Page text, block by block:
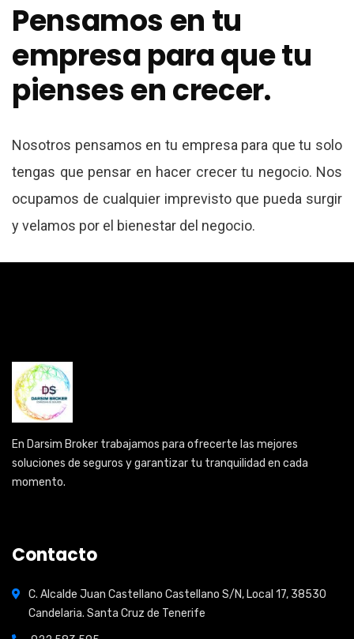
Pensamos en tu
empresa para que tu
pienses en crecer.
Nosotros pensamos en tu empresa para que tu solo
tengas que pensar en hacer crecer tu negocio. Nos
ocupamos de cualquier imprevisto que pueda surgir
y velamos por el bienestar del negocio.
En Darsim Broker trabajamos para ofrecerte las mejores
soluciones de seguros y garantizar tu tranquilidad en cada
momento.
Contacto
C. Alcalde Juan Castellano Castellano S/N, Local 17, 38530
Candelaria. Santa Cruz de Tenerife